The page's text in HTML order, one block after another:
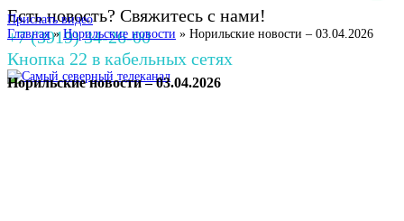
Есть новость? Свяжитесь с нами!
+7 (3919) 34-26-00
Кнопка 22 в кабельных сетях
Прислать видео
Главная»Норильские новости » Норильские новости – 03.04.2026
Норильские новости – 03.04.2026